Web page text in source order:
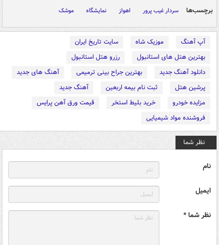
برچسب‌ها سردار غیب پرور اهواز نمایشگاه موشک
آپ آهنگ موزیک شاه
سایت تاریخ ایران
بهترین هتل های استانبول
رزرو هتل استانبول
دانلود آهنگ جدید
بهترین جراح بینی ترمیمی
آهنگ های جدید
پرشین هتل
ثبت نام بیمه اربعین
آهنگ جدید
مزایده خودرو
خرید بلیط استخر
قیمت ورق آهن پرایس
فروشنده مواد شیمیایی
نظر شما
نام
ایمیل
نظر شما *